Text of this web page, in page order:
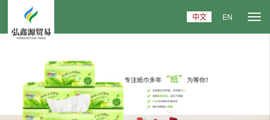
中文 EN